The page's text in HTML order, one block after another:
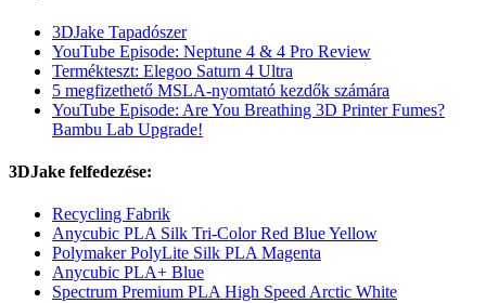
3DJake Tapadószer
YouTube Episode: Neptune 4 & 4 Pro Review
Termékteszt: Elegoo Saturn 4 Ultra
5 megfizethető MSLA-nyomtató kezdők számára
YouTube Episode: Are You Breathing 3D Printer Fumes?
Bambu Lab Upgrade!
3DJake felfedezése:
Recycling Fabrik
Anycubic PLA Silk Tri-Color Red Blue Yellow
Polymaker PolyLite Silk PLA Magenta
Anycubic PLA+ Blue
Spectrum Premium PLA High Speed Arctic White